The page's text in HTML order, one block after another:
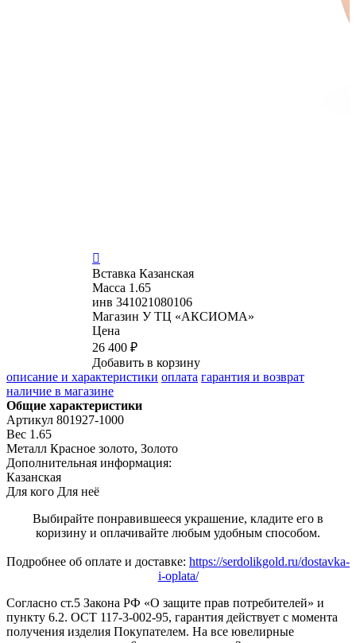

Вставка Казанская
Масса 1.65
инв 341021080106
Магазин У ТЦ «АКСИОМА»
Цена
26 400 ₽
Добавить в корзину
описание и характеристики оплата гарантия и возврат
наличие в магазине
Общие характеристики
Артикул 801927-1000
Вес 1.65
Металл Красное золото, Золото
Дополнительная информация:
Казанская
Для кого Для неё
Выбирайте понравившееся украшение, кладите его в
коризину и оплачивайте любым удобным способом.
Подробнее об оплате и доставке: https://serdolikgold.ru/dostavka-
i-oplata/
Согласно ст.5 Закона РФ «О защите прав потребителей» и
пункту 6.2. ОСТ 117-3-002-95, гарантия действует с момента
получения изделия Покупателем. На все ювелирные